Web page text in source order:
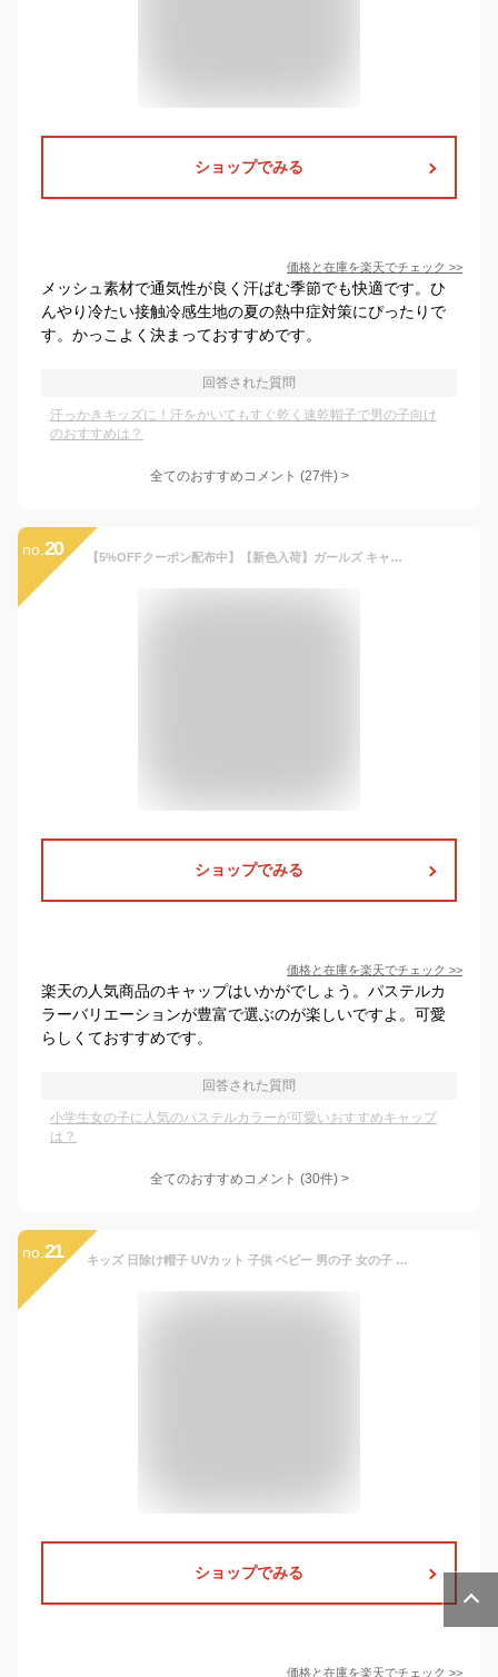
ショップでみる
価格と在庫を楽天でチェック >>
メッシュ素材で通気性が良く汗ばむ季節でも快適です。ひ
んやり冷たい接触冷感生地の夏の熱中症対策にぴったりで
す。かっこよく決まっておすすめです。
回答された質問
汗っかきキッズに！汗をかいてもすぐ乾く速乾帽子で男の子向け
のおすすめは？
全てのおすすめコメント (27件) >
no. 20 【5%OFFクーポン配布中】【新色入荷】ガールズ キャップ 52cm 54cm 56cm 女の子 ジュニア キッズ 子供 小学生 UV 紫外線 熱中症対策 日除け帽子 メッシュキャップ サイズ調整 アジャスター付き 可愛い おしゃれ プレゼント ギフト キッズ 帽子 キャップ 春夏
ショップでみる
価格と在庫を楽天でチェック >>
楽天の人気商品のキャップはいかがでしょう。パステルカ
ラーバリエーションが豊富で選ぶのが楽しいですよ。可愛
らしくておすすめです。
回答された質問
小学生女の子に人気のパステルカラーが可愛いおすすめキャップ
は？
全てのおすすめコメント (30件) >
no. 21 キッズ 日除け帽子 UVカット 子供 ベビー 男の子 女の子 つば付き 水遊び アウトドア 紫外線対策 日焼け防止 かわいい 通気性 メッシュ 速乾 軽量 調整可能 撥水 白 ピンク ブルー イエロー 洗える 安全 新作 人気 おすすめ
ショップでみる
価格と在庫を楽天でチェック >>